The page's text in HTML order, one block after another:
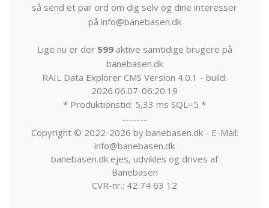
så send et par ord om dig selv og dine interesser
på info@banebasen.dk
Lige nu er der 599aktive samtidige brugere på
banebasen.dk
RAIL Data Explorer CMS Version 4.0.1 - build:
2026.06.07-06:20:19
* Produktionstid: 5,33 ms SQL=5 *
-------
Copyright © 2022-2026 by banebasen.dk - E-Mail:
info@banebasen.dk
banebasen.dk ejes, udvikles og drives af
Banebasen
CVR-nr.: 42 74 63 12